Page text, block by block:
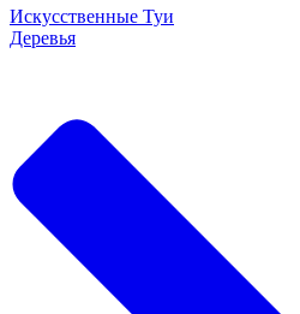
Искусственные Туи
Деревья